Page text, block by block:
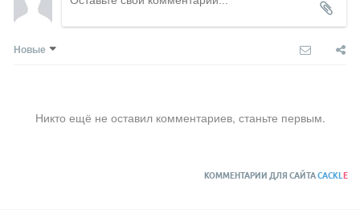
Новые
Никто ещё не оставил комментариев, станьте первым.
КОММЕНТАРИИ ДЛЯ САЙТАCACKL E